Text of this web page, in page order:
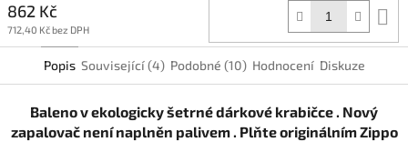
862 Kč
712,40 Kč bez DPH
Popis Související (4) Podobné (10) Hodnocení Diskuze
Baleno v ekologicky šetrné dárkové krabičce . Nový
zapalovač není naplněn palivem . Plňte originálním Zippo